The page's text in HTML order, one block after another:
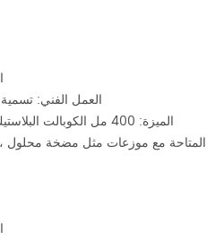
العمل الفني:
الميزة: 400 مل الكوبالت البلاستيك الأزرق بوسطن جولة زجاجة محلول ، شامبو ، هلام الاستحمام ، إلخ
المتاحة مع موزعات مثل مضخة محلول